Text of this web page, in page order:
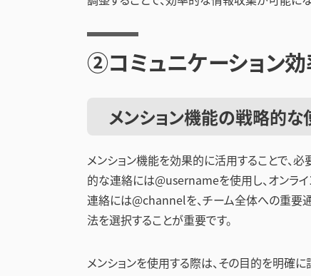
②コミュニケーション
メンション機能の戦略的な
メンション機能を効果的に活用することで、
的な連絡には@usernameを使用し、オンラ
連絡には@channelを、チーム全体への重要
法を選択することが重要です。
メンションを使用する際は、その目的を明確